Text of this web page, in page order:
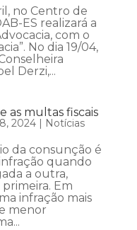
no Centro de
ES realizará a
com o
No dia 19/04,
Derzi,...
as multas fiscais
2024| Notícias
da consunção é
quando
a outra,
Em
infração mais
menor